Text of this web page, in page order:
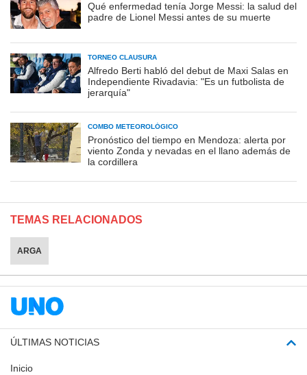
Qué enfermedad tenía Jorge Messi: la salud del
padre de Lionel Messi antes de su muerte
TORNEO CLAUSURA
Alfredo Berti habló del debut de Maxi Salas en
Independiente Rivadavia: "Es un futbolista de
jerarquía"
COMBO METEOROLÓGICO
Pronóstico del tiempo en Mendoza: alerta por
viento Zonda y nevadas en el llano además de
la cordillera
TEMAS RELACIONADOS
ARGA
ÚLTIMAS NOTICIAS
Inicio